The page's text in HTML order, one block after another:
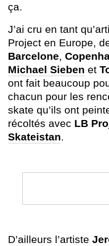
ça.
J’ai cru en tant
Project en Europe,
Barcelone,
Michael Sieben et
ont fait beaucoup
chacun pour les
skate qu’ils ont
récoltés avec LB
Skateistan.
D’ailleurs l’artiste